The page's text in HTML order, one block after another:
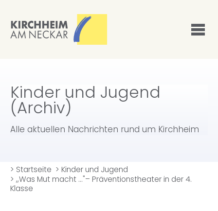
Kinder und Jugend
(Archiv)
Alle aktuellen Nachrichten rund um Kirchheim
> Startseite > Kinder und Jugend
> ,,Was Mut macht ..."– Präventionstheater in der 4.
Klasse